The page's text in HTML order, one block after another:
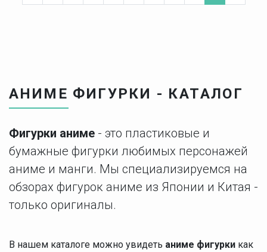
АНИМЕ ФИГУРКИ - КАТАЛОГ
Фигурки аниме - это пластиковые и
бумажные фигурки любимых персонажей
аниме и манги. Мы специализируемся на
обзорах фигурок аниме из Японии и Китая -
только оригиналы.
В нашем каталоге можно увидеть аниме фигурки как